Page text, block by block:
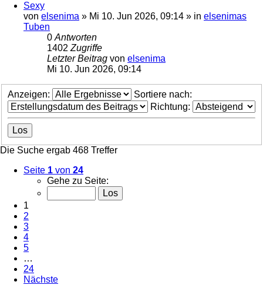
Sexy
von elsenima » Mi 10. Jun 2026, 09:14 » in elsenimas
Tuben
0 Antworten
1402 Zugriffe
Letzter Beitrag von elsenima
Mi 10. Jun 2026, 09:14
Anzeigen:
Sortiere nach:
Richtung:
Die Suche ergab 468 Treffer
Seite 1 von 24
Gehe zu Seite:
1
2
3
4
5
…
24
Nächste